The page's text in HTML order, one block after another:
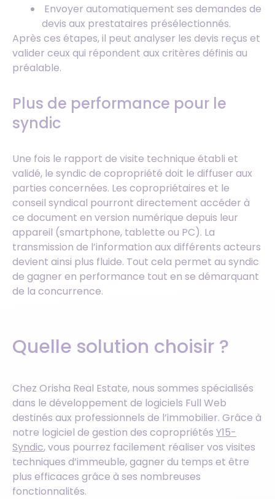
Envoyer automatiquement ses demandes de
devis aux prestataires présélectionnés.
Après ces étapes, il peut analyser les devis reçus et
valider ceux qui répondent aux critères définis au
préalable.
Plus de performance pour le
syndic
Une fois le rapport de visite technique établi et
validé, le syndic de copropriété doit le diffuser aux
parties concernées. Les copropriétaires et le
conseil syndical pourront directement accéder à
ce document en version numérique depuis leur
appareil (smartphone, tablette ou PC). La
transmission de l’information aux différents acteurs
devient ainsi plus fluide. Tout cela permet au syndic
de gagner en performance tout en se démarquant
de la concurrence.
Quelle solution choisir ?
Chez Orisha Real Estate, nous sommes spécialisés
dans le développement de logiciels Full Web
destinés aux professionnels de l’immobilier. Grâce à
notre logiciel de gestion des copropriétés Y15-
Syndic, vous pourrez facilement réaliser vos visites
techniques d’immeuble, gagner du temps et être
plus efficaces grâce à ses nombreuses
fonctionnalités.